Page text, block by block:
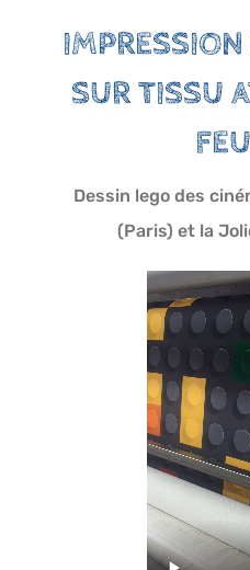
SUR TISSU
Dessin lego des
(Paris) et la